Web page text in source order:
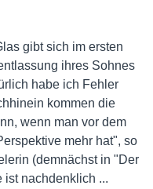
gibt sich im ersten
ihres Sohnes
habe ich Fehler
kommen die
wenn man vor dem
mehr hat", so
(demnächst in "Der
ist nachdenklich ...